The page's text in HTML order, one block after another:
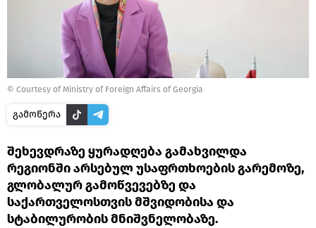
© Courtesy of Ministry of Foreign Affairs of Georgia
გამოწერა
შეხევდრაზე ყურადღება გამახვილდა
რეგიონში არსებულ უსაფრთხოების გარემოზე,
გლობალურ გამოწვევებზე და
საქართველოსთვის მშვიდობისა და
სტაბილურობის მნიშვნელობაზე.